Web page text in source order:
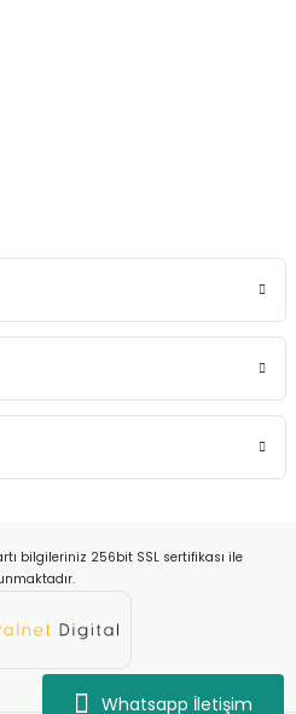
Whatsapp İletişim
bilgileriniz 256bit SSL sertifikası ile